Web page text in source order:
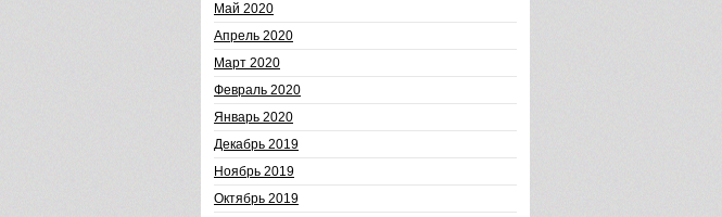
Май 2020
Апрель 2020
Март 2020
Февраль 2020
Январь 2020
Декабрь 2019
Ноябрь 2019
Октябрь 2019